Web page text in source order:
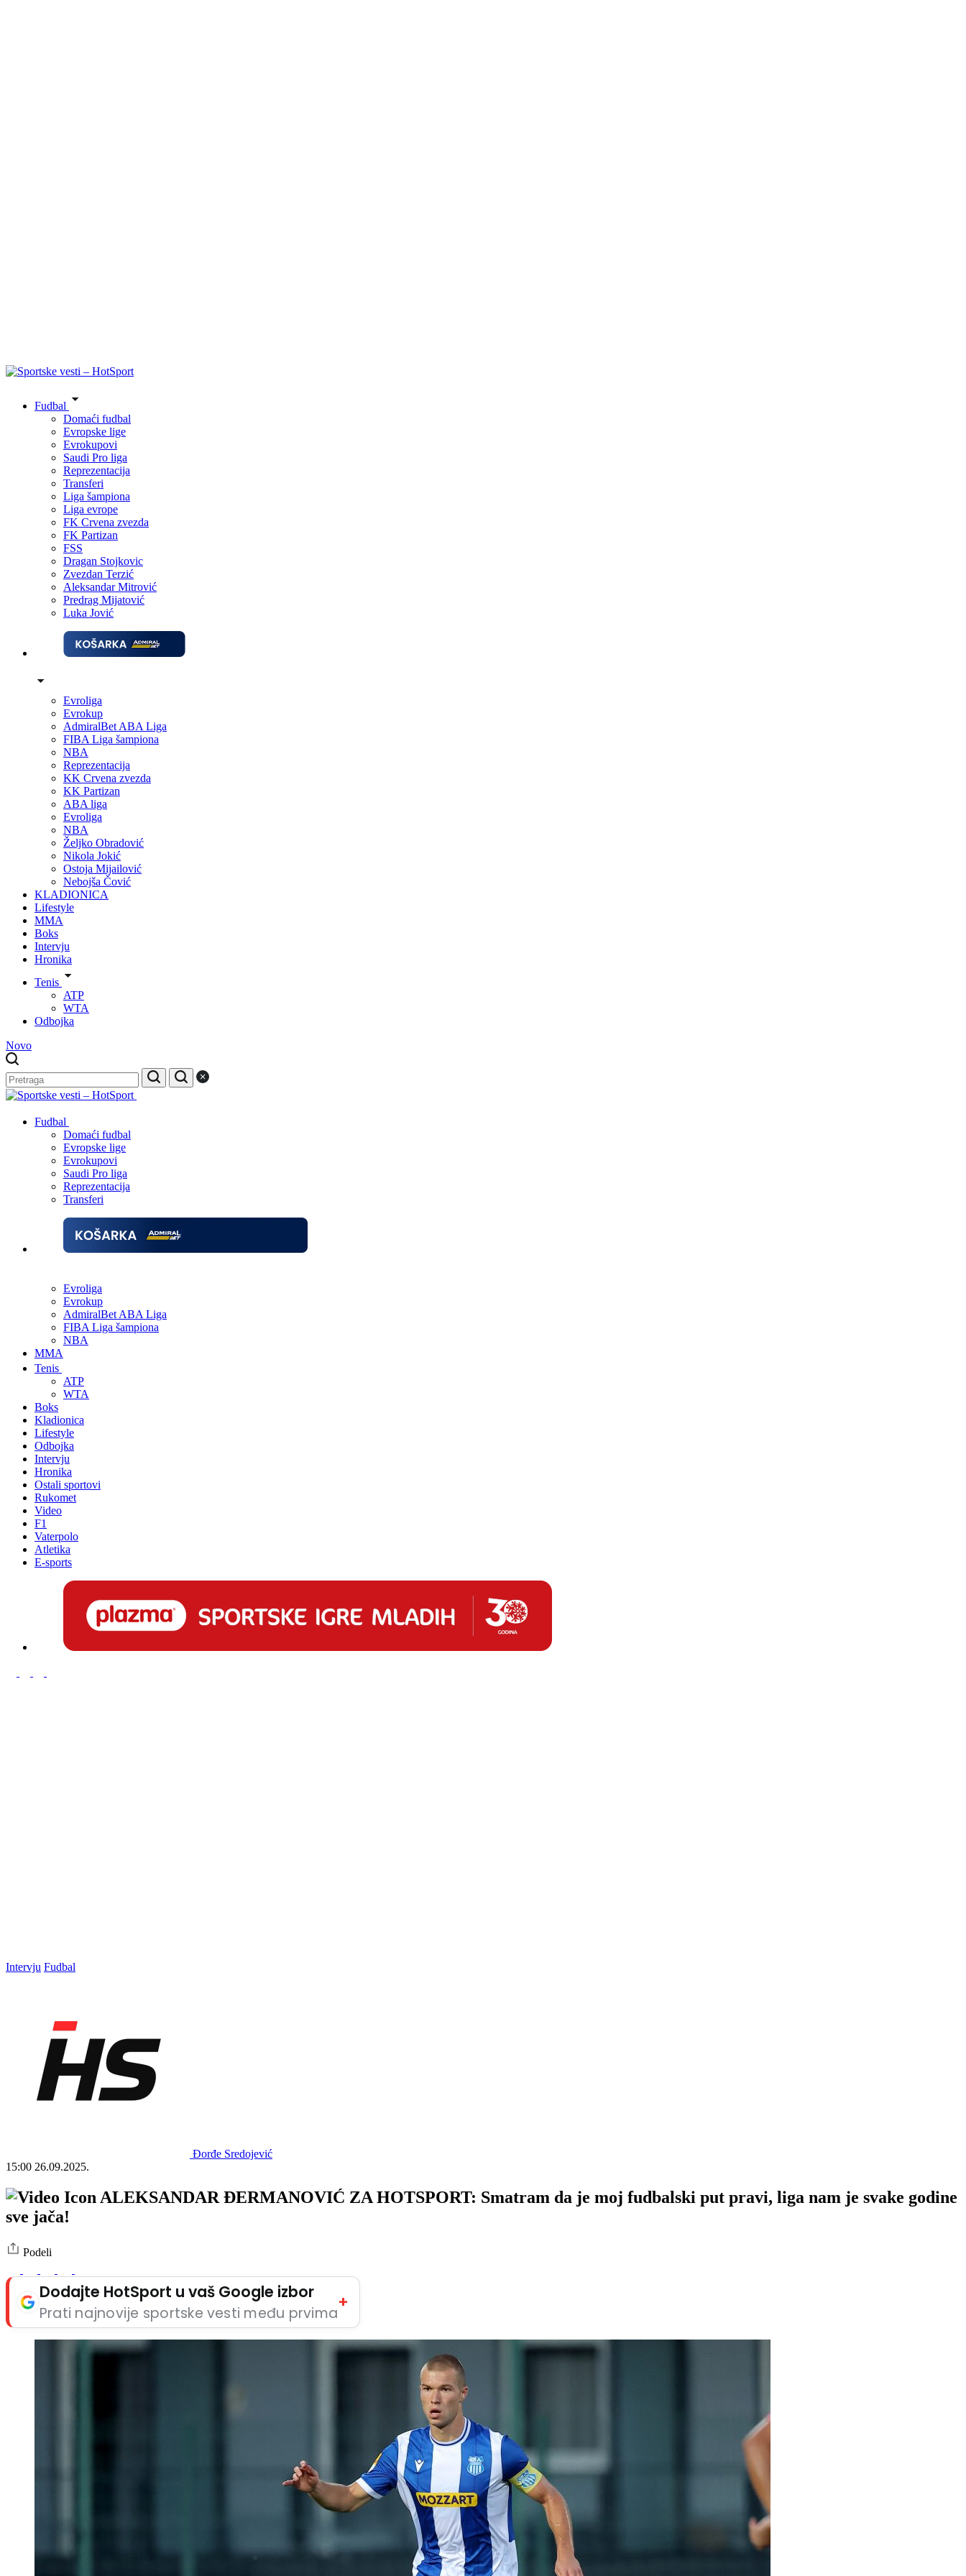
Fudbal
Domaći fudbal
Evropske lige
Evrokupovi
Saudi Pro liga
Reprezentacija
Transferi
Liga šampiona
Liga evrope
FK Crvena zvezda
FK Partizan
FSS
Dragan Stojkovic
Zvezdan Terzić
Aleksandar Mitrović
Predrag Mijatović
Luka Jović
Evroliga
Evrokup
AdmiralBet ABA Liga
FIBA Liga šampiona
NBA
Reprezentacija
KK Crvena zvezda
KK Partizan
ABA liga
Evroliga
NBA
Željko Obradović
Nikola Jokić
Ostoja Mijailović
Nebojša Čović
KLADIONICA
Lifestyle
MMA
Boks
Intervju
Hronika
Tenis
ATP
WTA
Odbojka
Novo
Fudbal
Domaći fudbal
Evropske lige
Evrokupovi
Saudi Pro liga
Reprezentacija
Transferi
Evroliga
Evrokup
AdmiralBet ABA Liga
FIBA Liga šampiona
NBA
MMA
Tenis
ATP
WTA
Boks
Kladionica
Lifestyle
Odbojka
Intervju
Hronika
Ostali sportovi
Rukomet
Video
F1
Vaterpolo
Atletika
E-sports
Intervju Fudbal
Đorđe Sredojević
15:00 26.09.2025.
ALEKSANDAR ĐERMANOVIĆ ZA HOTSPORT: Smatram da je moj fudbalski put pravi, liga nam je svake godine
sve jača!
Podeli
Dodajte HotSport u vaš Google izbor
Prati najnovije sportske vesti među prvima
+